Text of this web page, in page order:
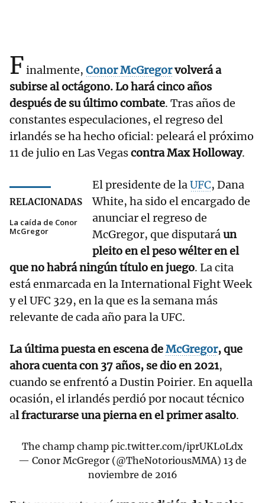
Finalmente, Conor McGregorvolverá a
subirse al octágono. Lo hará cinco años
después de su último combate. Tras años de
constantes especulaciones, el regreso del
irlandés se ha hecho oficial: peleará el próximo
11 de julio en Las Vegascontra Max Holloway.
RELACIONADAS
La caída de Conor
McGregor
El presidente de laUFC, Dana
White, ha sido el encargado de
anunciar el regreso de
McGregor, que disputaráun
pleito en el peso wélter en el
que no habrá ningún título en juego. La cita
está enmarcada en la International Fight Week
y el UFC 329, en la que es la semana más
relevante de cada año para la UFC.
La última puesta en escena deMcGregor, que
ahora cuenta con 37 años, se dio en 2021,
cuando se enfrentó a Dustin Poirier. En aquella
ocasión, el irlandés perdió por nocaut técnico
al fracturarse una pierna en el primer asalto.
The champ champ pic.twitter.com/iprUKL0Ldx
— Conor McGregor (@TheNotoriousMMA) 13 de
noviembre de 2016